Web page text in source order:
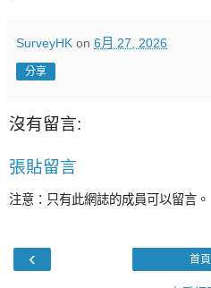
SurveyHK on 6月 27, 2026
分享
沒有留言:
張貼留言
注意：只有此網誌的成員可以留言。
‹ 首頁